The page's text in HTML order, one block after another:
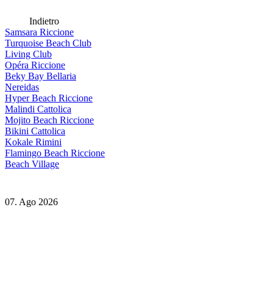
Indietro
Samsara Riccione
Turquoise Beach Club
Living Club
Opéra Riccione
Beky Bay Bellaria
Nereidas
Hyper Beach Riccione
Malindi Cattolica
Mojito Beach Riccione
Bikini Cattolica
Kokale Rimini
Flamingo Beach Riccione
Beach Village
07. Ago 2026